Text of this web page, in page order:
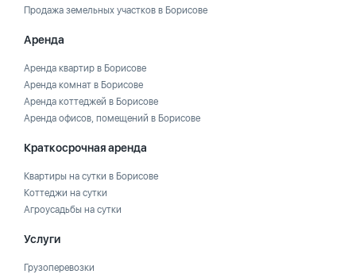
Продажа земельных участков в Борисове
Аренда
Аренда квартир в Борисове
Аренда комнат в Борисове
Аренда коттеджей в Борисове
Аренда офисов, помещений в Борисове
Краткосрочная аренда
Квартиры на сутки в Борисове
Коттеджи на сутки
Агроусадьбы на сутки
Услуги
Грузоперевозки